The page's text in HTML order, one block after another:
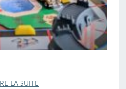
LA SUITE